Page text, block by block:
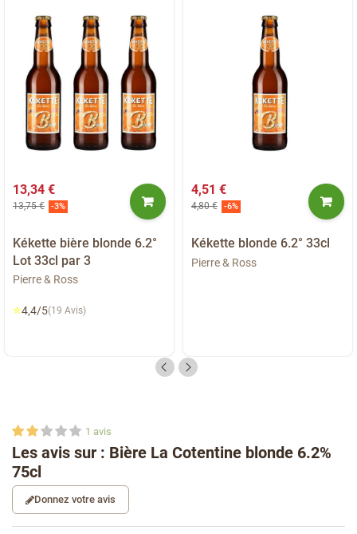
13,34 €
13,75 € -3%
Kékette bière blonde 6.2°
Lot 33cl par 3
Pierre & Ross
⭐4,4/5(19 Avis)
4,51 €
4,80 € -6%
Kékette blonde 6.2° 33cl
Pierre & Ross
Les avis sur : Bière La Cotentine blonde 6.2%
75cl
1 avis
Donnez votre avis